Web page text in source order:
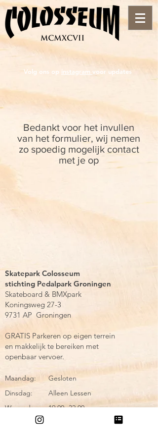
Volg ons op instagram voor updates
Bedankt voor het invullen
van het formulier, wij nemen
zo spoedig mogelijk contact
met je op
Skatepark Colosseum
stichting Pedalpark Groningen
Skateboard & BMXpark
Koningsweg 27-3
9731 AP Groningen
GRATIS Parkeren op eigen terrein
en makkelijk te bereiken met
openbaar vervoer.
Maandag:
Dinsdag:
Woensdag:
Donderdag:
Gesloten
Alleen Lessen
19.00- 22.00
(na 20.00 18+)